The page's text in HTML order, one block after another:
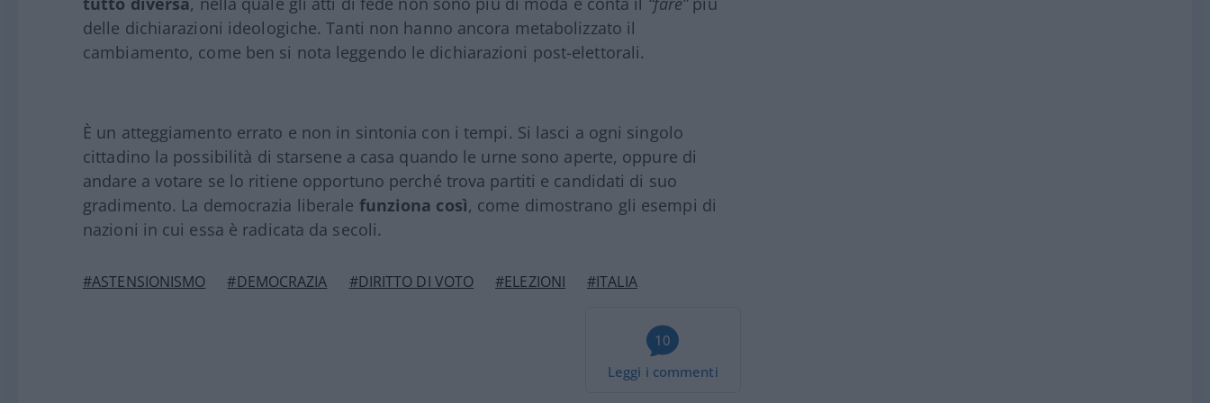
delle dichiarazioni ideologiche. Tanti non hanno ancora metabolizzato il
cambiamento, come ben si nota leggendo le dichiarazioni post-elettorali.
È un atteggiamento errato e non in sintonia con i tempi. Si lasci a ogni singolo
cittadino la possibilità di starsene a casa quando le urne sono aperte, oppure di
andare a votare se lo ritiene opportuno perché trova partiti e candidati di suo
gradimento. La democrazia liberale funziona così, come dimostrano gli esempi di
nazioni in cui essa è radicata da secoli.
#ASTENSIONISMO #DEMOCRAZIA #DIRITTO DI VOTO #ELEZIONI #ITALIA
10
Leggi i commenti